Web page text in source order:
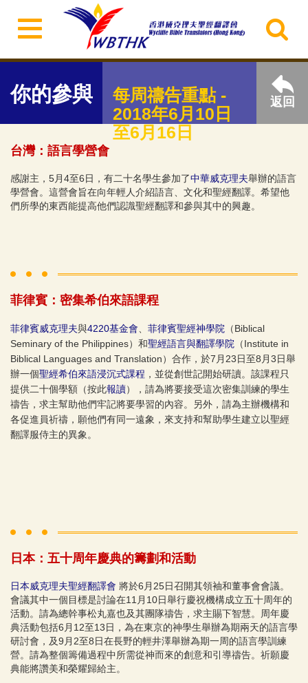
你的參與
每周禱告重點 -
2018年6月10日
至6月16日
返回
台灣：語言學營會
感謝主，5月4至6日，有二十名學生參加了中華威克理夫舉辦的語言
學營會。這營會旨在向年輕人介紹語言、文化和聖經翻譯。希望他
們所學的東西能提高他們認識聖經翻譯和參與其中的興趣。
菲律賓：密集希伯來語課程
菲律賓威克理夫與4220基金會 菲律賓聖經神學院 （Biblical
Seminary of the Philippines）和聖經語言與翻譯學院 （Institute in
Biblical Languages and Translation）合作，於7月23日至8月3日舉
辦一個聖經希伯來語浸沉式課程 ，並從創世記開始研讀。該課程只
提供二十個學額（按此報讀），請為將要接受這次密集訓練的學生
禱告，求主幫助他們牢記將要學習的內容。另外，請為主辦機構和
各促進員祈禱，願他們有同一遠象，來支持和幫助學生建立以聖經
翻譯服侍主的異象。
日本：五十周年慶典的籌劃和活動
日本威克理夫聖經翻譯會 將於6月25日召開其領袖和董事會會議。
會議其中一個目標是討論在11月10日舉行慶祝機構成立五十周年的
活動。請為總幹事松丸嘉也及其團隊禱告，求主賜下智慧。周年慶
典活動包括6月12至13日，為在東京的神學生舉辦為期兩天的語言學
研討會，及9月2至8日在長野的輕井澤舉辦為期一周的語言學訓練
營。請為整個籌備過程中所需從神而來的創意和引導禱告。祈願慶
典能將讚美和榮耀歸給主。